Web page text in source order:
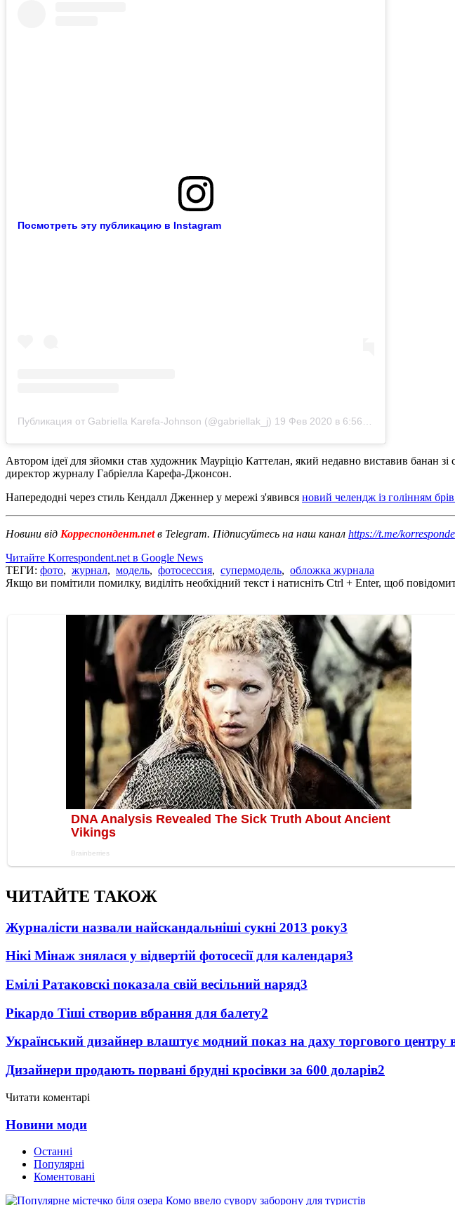
Посмотреть эту публикацию в Instagram
Публикация от Gabriella Karefa-Johnson (@gabriellak_j) 19 Фев 2020 в 6:56 PST
Автором ідеї для зйомки став художник Мауріціо Каттелан, який недавно виставив банан
директор журналу Габріелла Карефа-Джонсон.
Напередодні через стиль Кендалл Дженнер у мережі з'явився новий челендж із голінням
Новини від Корреспондент.netв Telegram. Підписуйтесь на наш канал https://t.me/
Читайте Korrespondent.net в Google News
ТЕГИ: фото, журнал, модель, фотосессия, супермодель, обложка журнала
Якщо ви помітили помилку, виділіть необхідний текст і натисніть Ctrl + Enter, щоб
ЧИТАЙТЕ ТАКОЖ
Журналісти назвали найскандальніші сукні 2013 року3
Нікі Мінаж знялася у відвертій фотосесії для календаря3
Емілі Ратаковскі показала свій весільний наряд3
Рікардо Тіші створив вбрання для балету2
Український дизайнер влаштує модний показ на даху торгового центру
Дизайнери продають порвані брудні кросівки за 600 доларів2
Читати коментарі
Новини моди
Останні
Популярні
Коментовані